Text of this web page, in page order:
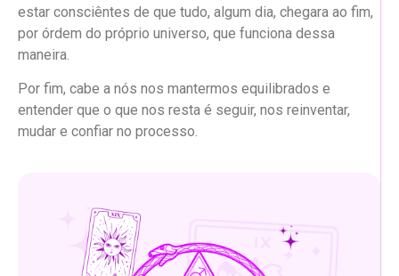
estar consciêntes de que tudo, algum dia, chegara ao fim,
por órdem do próprio universo, que funciona dessa
maneira.
Por fim, cabe a nós nos mantermos equilibrados e
entender que o que nos resta é seguir, nos reinventar,
mudar e confiar no processo.